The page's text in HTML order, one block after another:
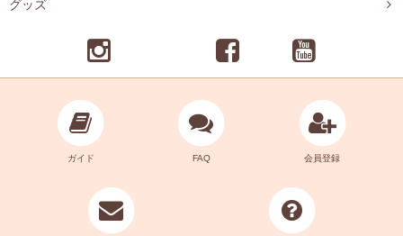
グッズ
ガイド FAQ 会員登録